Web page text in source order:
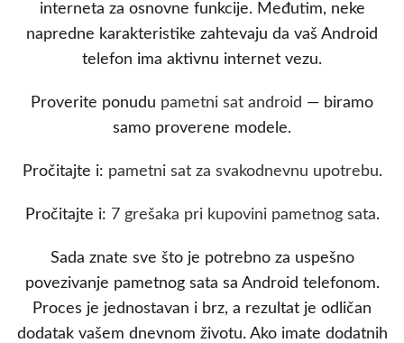
interneta za osnovne funkcije. Međutim, neke
napredne karakteristike zahtevaju da vaš Android
telefon ima aktivnu internet vezu.
Proverite ponudu pametni sat android — biramo
samo proverene modele.
Pročitajte i: pametni sat za svakodnevnu upotrebu.
Pročitajte i: 7 grešaka pri kupovini pametnog sata.
Sada znate sve što je potrebno za uspešno
povezivanje pametnog sata sa Android telefonom.
Proces je jednostavan i brz, a rezultat je odličan
dodatak vašem dnevnom životu. Ako imate dodatnih